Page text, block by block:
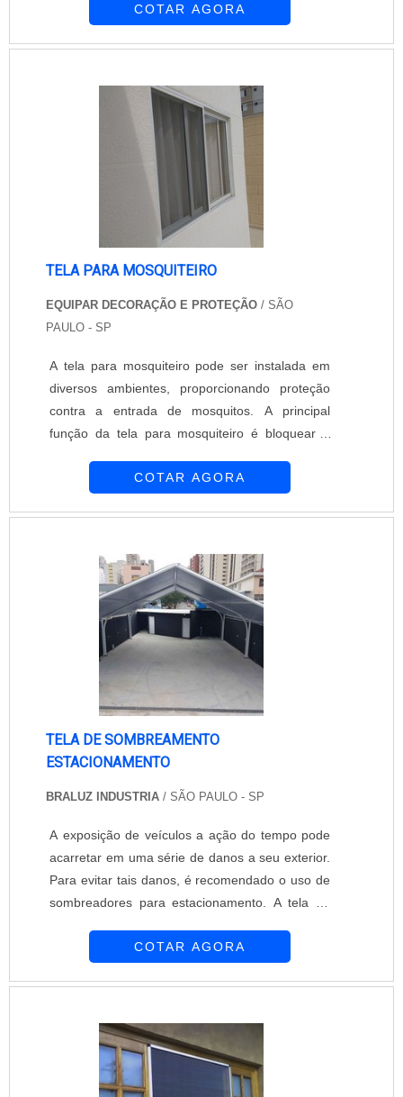
dos ambientes. A Equipar Decoração e Proteção
Obtenha a tela mosquiteira removível entrando
COTAR AGORA
TELA PARA MOSQUITEIRO
EQUIPAR DECORAÇÃO E PROTEÇÃO / SÃO
PAULO - SP
A tela para mosquiteiro pode ser instalada em
diversos ambientes, proporcionando proteção
contra a entrada de mosquitos. A principal
função da tela para mosquiteiro é bloquear a
passagem da luz e do ar. Discreta, a tela para
destaque no segmento em que atua. Seus
profissionais trabalham pa....
COTAR AGORA
TELA DE SOMBREAMENTO
ESTACIONAMENTO
BRALUZ INDUSTRIA / SÃO PAULO - SP
A exposição de veículos a ação do tempo pode
acarretar em uma série de danos a seu exterior.
Para evitar tais danos, é recomendado o uso de
sombreadores para estacionamento. A tela de
uma estrutura metálica e tela de sombreamento.
densidade. Especificações do material....
COTAR AGORA